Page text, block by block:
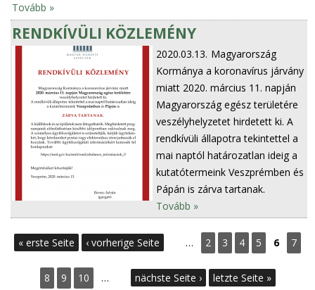
Tovább »
RENDKÍVÜLI KÖZLEMÉNY
2020.03.13. Magyarország
Kormánya a koronavírus járvány
miatt 2020. március 11. napján
Magyarország egész területére
veszélyhelyzetet hirdetett ki. A
rendkívüli állapotra tekintettel a
mai naptól határozatlan ideig a
kutatótermeink Veszprémben és
Pápán is zárva tartanak.
Tovább »
S« erste Seite ‹ vorherige Seite … 2 3 4 5 6 7
8 9 10 … nächste Seite › letzte Seite »